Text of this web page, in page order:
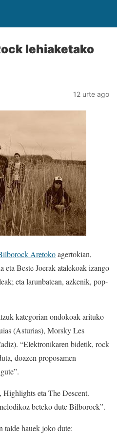
lehiaketako
12 urte ago
Aretokoagertokian,
eta Beste Joerak atalekoak izango
eta larunbatean, azkenik, pop-
kategorian ondokoak arituko
(Asturias), Morsky Les
“Elektronikaren bidetik, rock
doazen proposamen
eta The Descent.
beteko dute Bilborock”.
talde hauek joko dute: